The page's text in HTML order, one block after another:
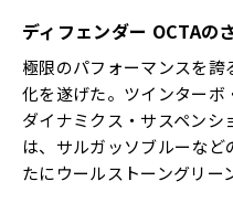
ディフェンダー OCTAの
極限のパフォーマンスを誇
化を遂げた。ツインターボ
ダイナミクス・サスペン
は、サルガッソブルーな
たにウールストーングリー